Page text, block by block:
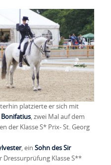
platzierte er sich mit
Bonifatius, zwei Mal auf dem
der Klasse S* Prix- St. Georg
, ein Sohn des Sir
Dressurprüfung Klasse S**